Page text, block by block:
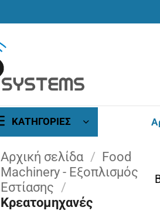
ΚΑΤΗΓΟΡΙΕΣ
Αρχική σελίδα / Food
Machinery - Εξοπλισμός
Εστίασης /
Κρεατομηχανές